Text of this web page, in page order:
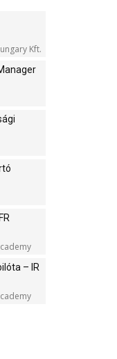
Kft.
– IR